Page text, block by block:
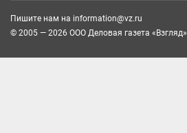
Пишите нам на information@vz.ru
© 2005 — 2026 ООО Деловая газета «Взгляд»